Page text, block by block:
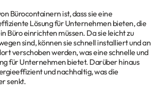
Bürocontainern ist, dass sie eine
Lösung für Unternehmen bieten, die
Büro einrichten müssen. Da sie leicht zu
sind, können sie schnell installiert und an
verschoben werden, was eine schnelle und
für Unternehmen bietet. Darüber hinaus
und nachhaltig, was die
senkt.